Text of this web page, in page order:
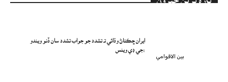
بين الاقوامي
ايران ڇڪتاڻ وڌائي ته تشدد جو جواب تشدد سان ڏنو ويندو
:جي ڊي وينس